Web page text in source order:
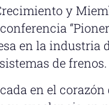
y
en la industria
de frenos.
en el corazón